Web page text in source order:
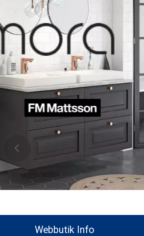
Webbutik Info